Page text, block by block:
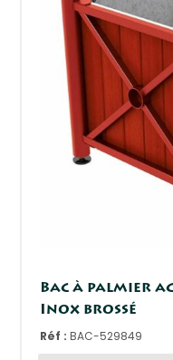
Bac à palmier
Inox brossé
Réf :BAC-529849